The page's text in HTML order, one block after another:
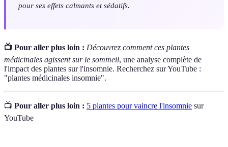
pour ses effets calmants et sédatifs.
📺 Pour aller plus loin : Découvrez comment ces plantes
médicinales agissent sur le sommeil, une analyse complète de
l'impact des plantes sur l'insomnie. Recherchez sur YouTube :
"plantes médicinales insomnie".
📺 Pour aller plus loin : 5 plantes pour vaincre l'insomnie sur
YouTube